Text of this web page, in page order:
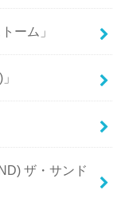
ーム」
ザ・サンド